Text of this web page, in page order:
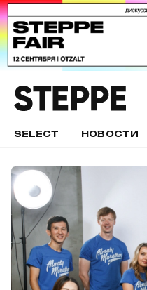
SELECT НОВОСТИ